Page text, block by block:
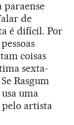
paraense
de
é difícil. Por
coisas
sexta-
Rasgum
uma
pelo artista